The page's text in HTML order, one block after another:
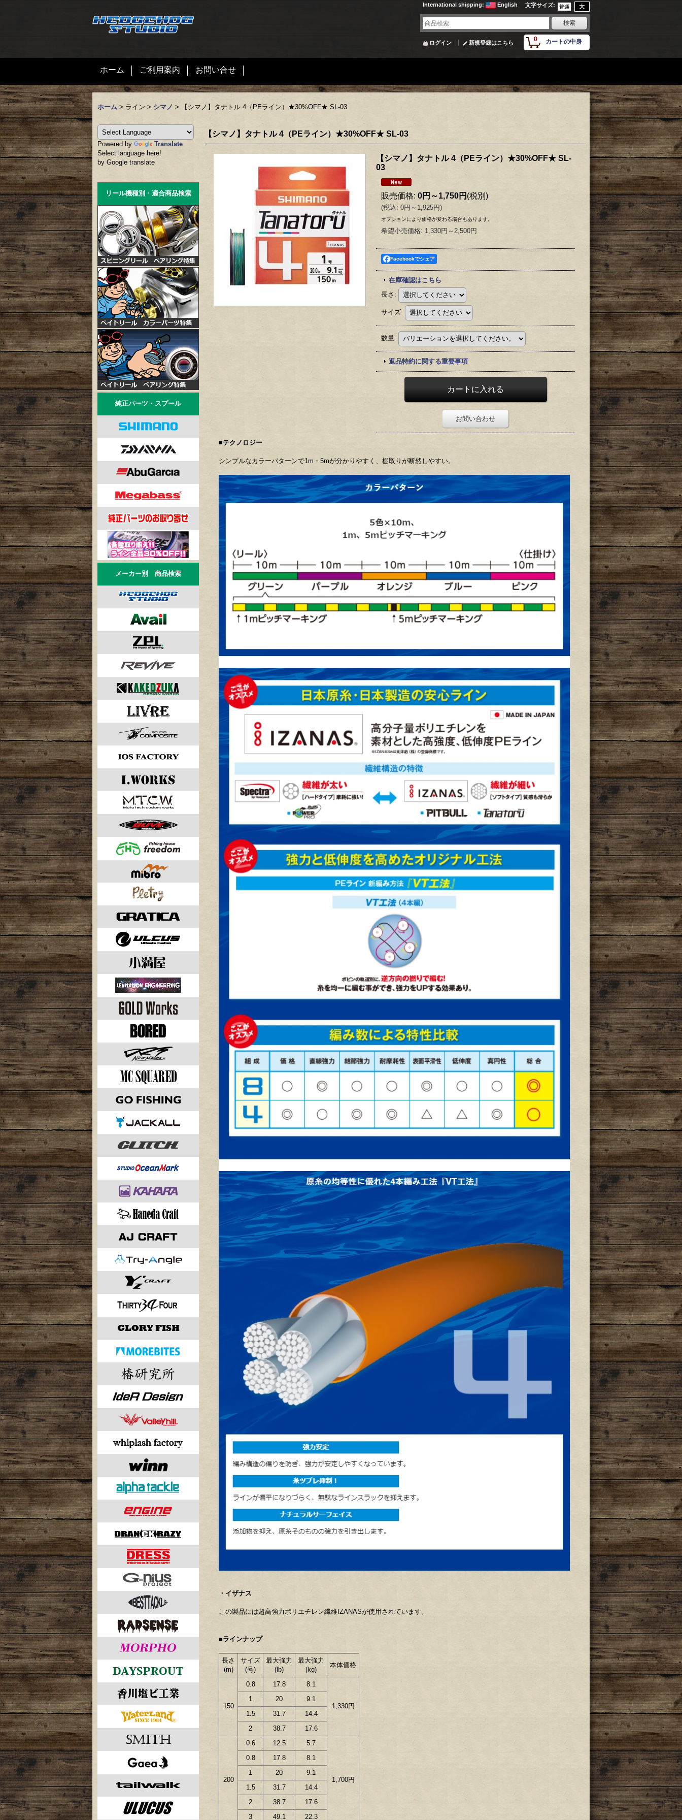
文字サイズ:
International shipping: English
0 カートの中身
ログイン 新規登録はこちら
ホーム ご利用案内 お問い合せ
ホーム > ライン > シマノ > 【シマノ】タナトル 4（PEライン）★30%OFF★ SL-03
Powered by
Translate
Select language here!
by Google translate
リール機種別・適合商品検索
純正パーツ・スプール
メーカー別 商品検索
【シマノ】タナトル 4（PEライン）★30%OFF★ SL-03
【シマノ】タナトル 4（PEライン）★30%OFF★ SL-
03
販売価格: 0円～1,750円 (税別)
(税込: 0円～1,925円)
オプションにより価格が変わる場合もあります。
希望小売価格: 1,330円～2,500円
Facebookでシェア
在庫確認はこちら
長さ :
サイズ:
数量:
返品特約に関する重要事項
お問い合わせ
■テクノロジー
シンプルなカラーパターンで1m・5mが分かりやすく、棚取りが断然しやすい。
・イザナス
この製品には超高強力ポリエチレン繊維IZANASが使用されています。
■ラインナップ
長さ
(m)
サイズ
(号)
最大強力
(lb)
最大強力
(kg)
本体価格
150
0.8 17.8 8.1
1,330円
1 20
9.1
1.5
31.7
14.4
2
38.7 17.6
200
0.6 12.5 5.7
1,700円
0.8 17.8
8.1
1
20
9.1
1.5
31.7
14.4
2
38.7
17.6
3
49.1 22.3